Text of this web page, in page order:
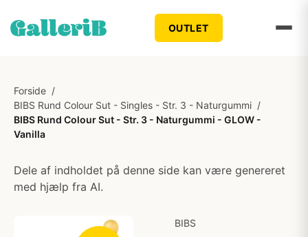
OUTLET
Forside /
BIBS Rund Colour Sut - Singles - Str. 3 - Naturgummi /
BIBS Rund Colour Sut - Str. 3 - Naturgummi - GLOW -
Vanilla
Dele af indholdet på denne side kan være genereret
med hjælp fra AI.
BIBS